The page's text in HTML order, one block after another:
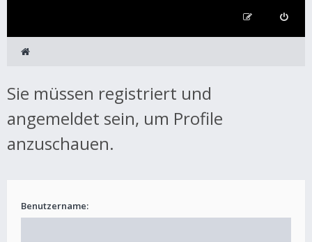
Sie müssen registriert und
angemeldet sein, um Profile
anzuschauen.
Benutzername: